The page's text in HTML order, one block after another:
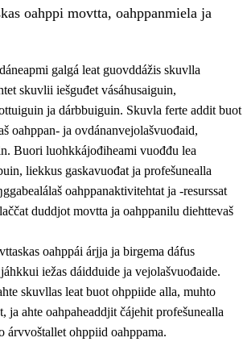
prinsihpat
oahppanbiras
ja heivehuvvon oahpahus
ruovttu ja skuvlla gaskka
ja bargoeallimis
oahppi movtta, oahppanmiela ja
galgá leat guovddážis skuvlla
skuvlii iešguđet vásáhusaiguin,
ja dárbbuiguin. Skuvla ferte addit buot
oahppan- ja ovdánanvejolašvuođaid,
Buori luohkkájođiheami vuođđu lea
liekkus gaskavuođat ja profešunealla
oahppanaktivitehtat ja -resurssat
duddjot movtta ja oahppanilu diehttevaš
oahppái árjja ja birgema dáfus
iežas dáidduide ja vejolašvuođaide.
skuvllas leat buot ohppiide alla, muhto
ja ahte oahpaheaddjit čájehit profešunealla
árvvoštallet ohppiid oahppama.